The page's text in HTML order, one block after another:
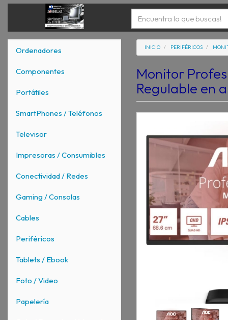
Ordenadores
Componentes
Portátiles
SmartPhones / Teléfonos
Televisor
Impresoras / Consumibles
Conectividad / Redes
Gaming / Consolas
Cables
Periféricos
Tablets / Ebook
Foto / Video
Papelería
INICIO PERIFÉRICOS
Monitor
Regulable en